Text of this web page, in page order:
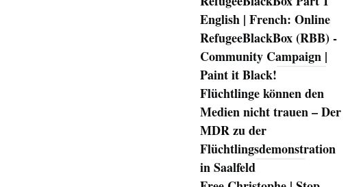
English | French: Online
RefugeeBlackBox (RBB) -
Community Campaign |
Paint it Black!
Flüchtlinge können den
Medien nicht trauen – Der
MDR zu der
Flüchtlingsdemonstration
in Saalfeld